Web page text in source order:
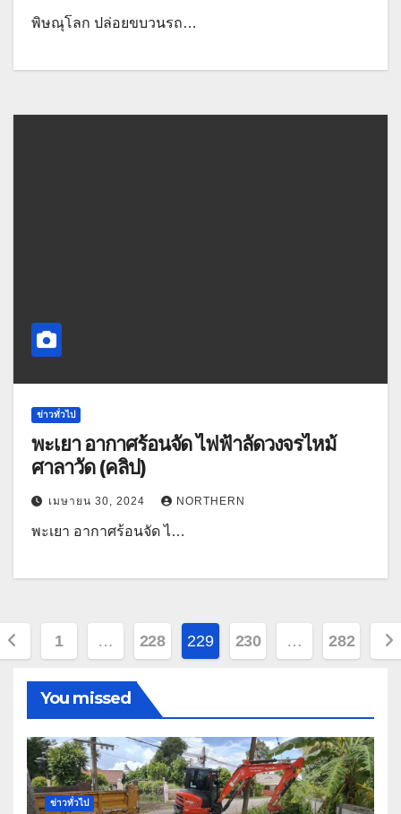
พิษณุโลก ปล่อยขบวนรถ…
ข่าวทั่วไป
พะเยา อากาศร้อนจัด ไฟฟ้าลัดวงจรไหม้
ศาลาวัด (คลิป)
เมษายน 30, 2024 NORTHERN
พะเยา อากาศร้อนจัด ไ…
1 … 228 229 230 … 282
You missed
ข่าวทั่วไป